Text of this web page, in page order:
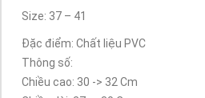
Size: 37 – 41
Đặc điểm: Chất liệu PVC
Thông số:
Chiều cao: 30 -> 32 Cm